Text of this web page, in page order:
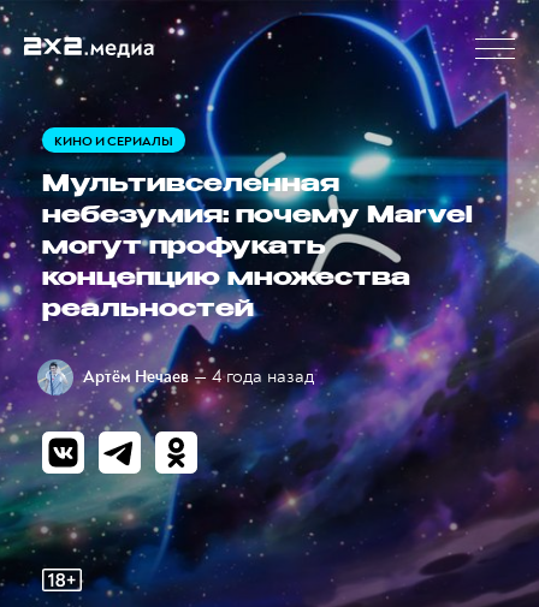
КИНО И СЕРИАЛЫ
Мультивселенная
небезумия: почему Marvel
могут профукать
концепцию множества
реальностей
Артём Нечаев — 4 года назад